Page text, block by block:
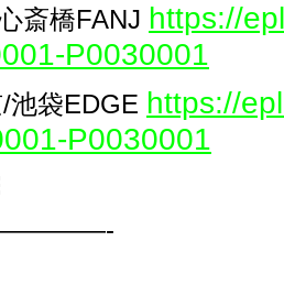
斎橋FANJ https://
P0030001
池袋EDGE https://
P0030001